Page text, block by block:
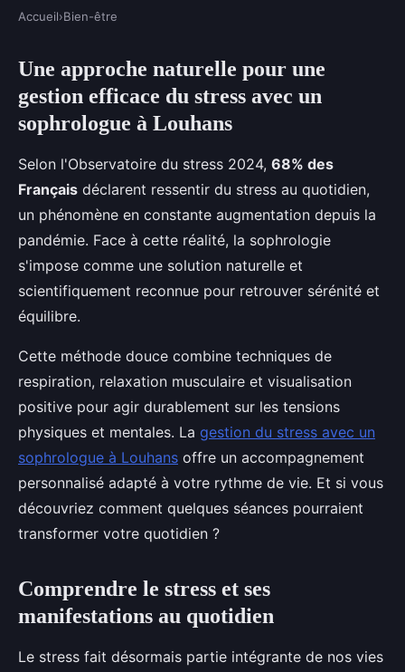
Maîtriser le stress : sophrologie
à Louhans pour un mieux-être
Accueil›Bien-être
Une approche naturelle pour une
gestion efficace du stress avec un
sophrologue à Louhans
Selon l'Observatoire du stress 2024, 68% des
Français déclarent ressentir du stress au quotidien,
un phénomène en constante augmentation depuis la
pandémie. Face à cette réalité, la sophrologie
s'impose comme une solution naturelle et
scientifiquement reconnue pour retrouver sérénité et
équilibre.
Cette méthode douce combine techniques de
respiration, relaxation musculaire et visualisation
positive pour agir durablement sur les tensions
physiques et mentales. La gestion du stress avec un
sophrologue à Louhans offre un accompagnement
personnalisé adapté à votre rythme de vie. Et si vous
découvriez comment quelques séances pourraient
transformer votre quotidien ?
Comprendre le stress et ses
manifestations au quotidien
Le stress fait désormais partie intégrante de nos vies